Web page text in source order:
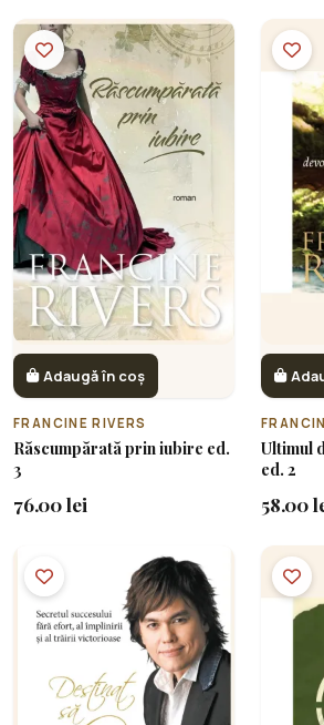
Adaugă în coș
FRANCINE RIVERS
Răscumpărată prin iubire ed.
3
76.00 lei
Ultimul
ed. 2
58.00